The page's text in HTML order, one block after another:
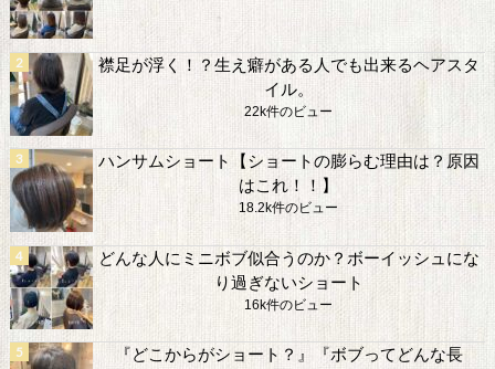
襟足が浮く！？生え癖がある人でも出来るヘアスタ
イル。
22k件のビュー
ハンサムショート【ショートの膨らむ理由は？原因
はこれ！！】
18.2k件のビュー
どんな人にミニボブ似合うのか？ボーイッシュにな
り過ぎないショート
16k件のビュー
『どこからがショート？』『ボブってどんな長